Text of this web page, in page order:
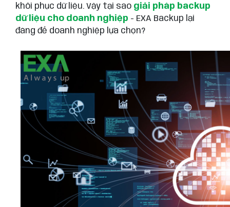
khôi phục dữ liệu. Vậy tại sao giải pháp backup
dữ liệu cho doanh nghiệp - EXA Backup lại
đáng để doanh nghiệp lựa chọn?